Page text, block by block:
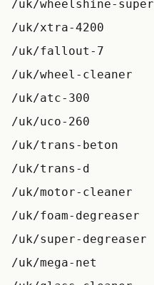
/uk/wheelshine-super
/uk/xtra-4200
/uk/fallout-7
/uk/wheel-cleaner
/uk/atc-300
/uk/uco-260
/uk/trans-beton
/uk/trans-d
/uk/motor-cleaner
/uk/foam-degreaser
/uk/super-degreaser
/uk/mega-net